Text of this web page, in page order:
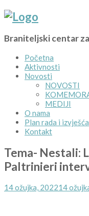
Braniteljski centar
Početna
Aktivnosti
Novosti
NOVOSTI
MEDIJI
O nama
Plan rada i izvješća
Kontakt
Tema- Nestali:
Paltrinieri
Posted
14 ožujka, 202214